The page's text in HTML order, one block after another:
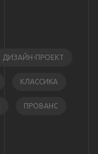
ДИЗАЙН-ПРОЕКТ
КЛАССИКА
ПРОВАНС